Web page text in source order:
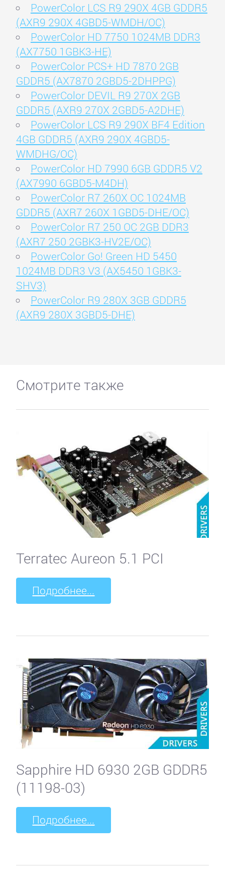
PowerColor LCS R9 290X 4GB GDDR5
(AXR9 290X 4GBD5-WMDH/OC)
PowerColor HD 7750 1024MB DDR3
(AX7750 1GBK3-HE)
PowerColor PCS+ HD 7870 2GB
GDDR5 (AX7870 2GBD5-2DHPPG)
PowerColor DEVIL R9 270X 2GB
GDDR5 (AXR9 270X 2GBD5-A2DHE)
PowerColor LCS R9 290X BF4 Edition
4GB GDDR5 (AXR9 290X 4GBD5-
WMDHG/OC)
PowerColor HD 7990 6GB GDDR5 V2
(AX7990 6GBD5-M4DH)
PowerColor R7 260X OC 1024MB
GDDR5 (AXR7 260X 1GBD5-DHE/OC)
PowerColor R7 250 OC 2GB DDR3
(AXR7 250 2GBK3-HV2E/OC)
PowerColor Go! Green HD 5450
1024MB DDR3 V3 (AX5450 1GBK3-
SHV3)
PowerColor R9 280X 3GB GDDR5
(AXR9 280X 3GBD5-DHE)
Смотрите также
Terratec Aureon 5.1 PCI
Подробнее...
Sapphire HD 6930 2GB GDDR5
(11198-03)
Подробнее...